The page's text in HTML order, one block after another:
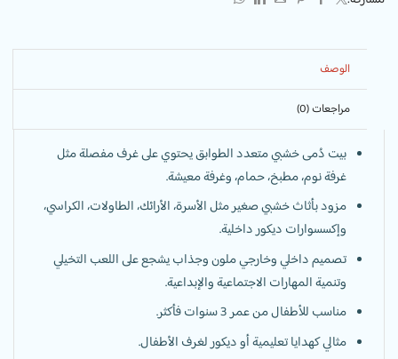
الوصف
مراجعات (0)
بيت دُمى خشبي متعدد الطوابق يحتوي على غرف مفصلة مثل
غرفة نوم، مطبخ، حمام، وغرفة معيشة.
مزود بأثاث خشبي صغير مثل الأسرة، الأرائك، الطاولات، الكراسي،
وإكسسوارات ديكور داخلية.
تصميم داخلي وخارجي ملون وجذاب يشجع على اللعب التخيلي
وتنمية المهارات الاجتماعية والإبداعية.
مناسب للأطفال من عمر 3 سنوات فأكثر.
مثالي كهدايا تعليمية أو ديكور لغرف الأطفال.